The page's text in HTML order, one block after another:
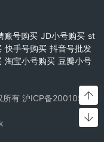
账号购买 JD小号购买 st
快手号购买 抖音号批发
淘宝小号购买 豆瓣小号
所有 沪ICP备20010537